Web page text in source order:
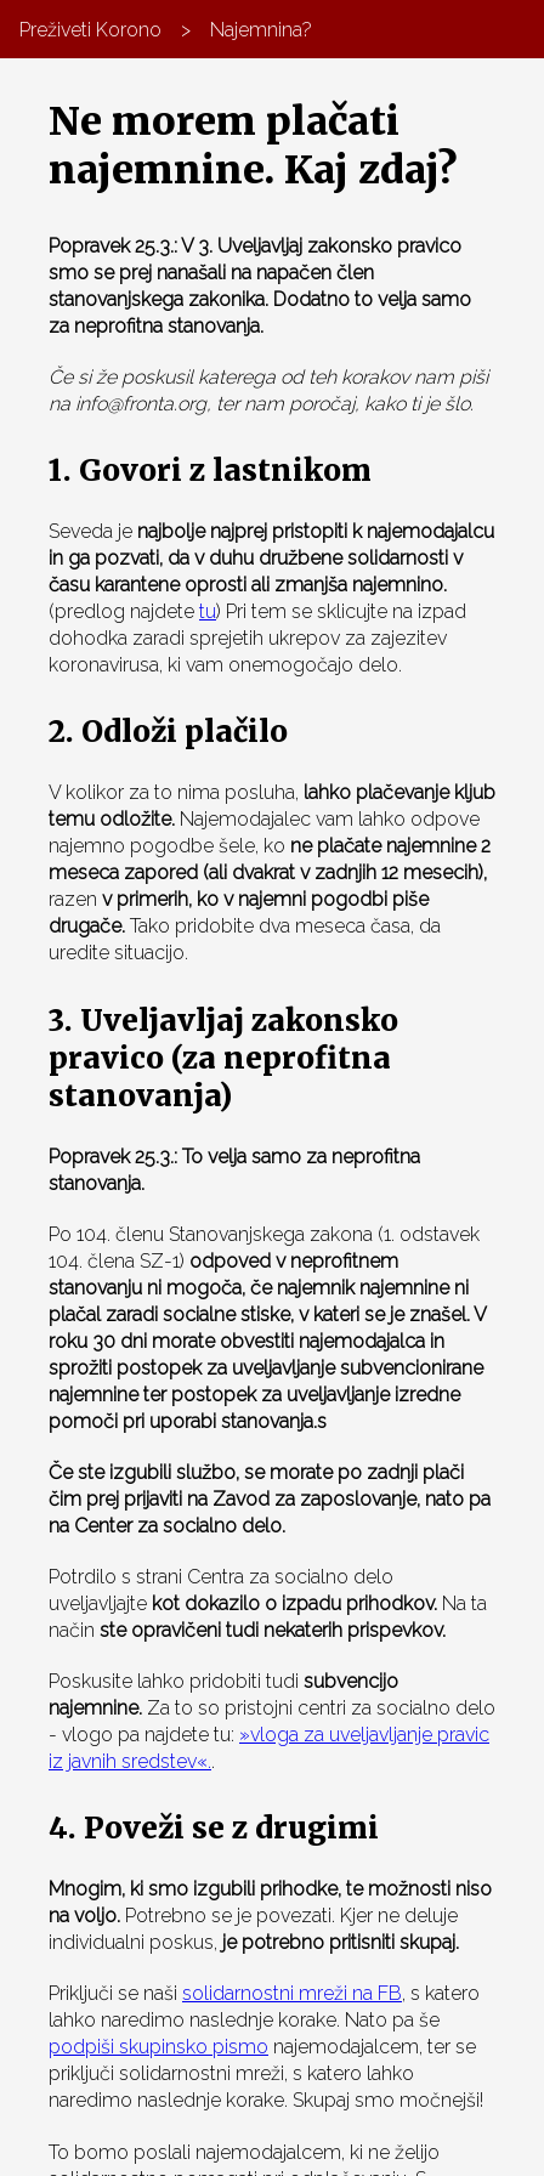
Preživeti Korono > Najemnina?
Ne morem plačati
najemnine. Kaj zdaj?
Popravek 25.3.: V 3. Uveljavljaj zakonsko pravico
smo se prej nanašali na napačen člen
stanovanjskega zakonika. Dodatno to velja samo
za neprofitna stanovanja.
Če si že poskusil katerega od teh korakov nam piši
na info@fronta.org, ter nam poročaj, kako ti je šlo.
1. Govori z lastnikom
Seveda je najbolje najprej pristopiti k najemodajalcu
in ga pozvati, da v duhu družbene solidarnosti v
času karantene oprosti ali zmanjša najemnino.
(predlog najdete tu) Pri tem se sklicujte na izpad
dohodka zaradi sprejetih ukrepov za zajezitev
koronavirusa, ki vam onemogočajo delo.
2. Odloži plačilo
V kolikor za to nima posluha, lahko plačevanje kljub
temu odložite. Najemodajalec vam lahko odpove
najemno pogodbe šele, ko ne plačate najemnine 2
meseca zapored (ali dvakrat v zadnjih 12 mesecih),
razen v primerih, ko v najemni pogodbi piše
drugače. Tako pridobite dva meseca časa, da
uredite situacijo.
3. Uveljavljaj zakonsko
pravico (za neprofitna
stanovanja)
Popravek 25.3.: To velja samo za neprofitna
stanovanja.
Po 104. členu Stanovanjskega zakona (1. odstavek
104. člena SZ-1) odpoved v neprofitnem
stanovanju ni mogoča, če najemnik najemnine ni
plačal zaradi socialne stiske, v kateri se je znašel. V
roku 30 dni morate obvestiti najemodajalca in
sprožiti postopek za uveljavljanje subvencionirane
najemnine ter postopek za uveljavljanje izredne
pomoči pri uporabi stanovanja.s
Če ste izgubili službo, se morate po zadnji plači
čim prej prijaviti na Zavod za zaposlovanje, nato pa
na Center za socialno delo.
Potrdilo s strani Centra za socialno delo
uveljavljajte kot dokazilo o izpadu prihodkov. Na ta
način ste opravičeni tudi nekaterih prispevkov.
Poskusite lahko pridobiti tudi subvencijo
najemnine. Za to so pristojni centri za socialno delo
- vlogo pa najdete tu: »vloga za uveljavljanje pravic
iz javnih sredstev«..
4. Poveži se z drugimi
Mnogim, ki smo izgubili prihodke, te možnosti niso
na voljo. Potrebno se je povezati. Kjer ne deluje
individualni poskus, je potrebno pritisniti skupaj.
Priključi se naši solidarnostni mreži na FB, s katero
lahko naredimo naslednje korake. Nato pa še
podpiši skupinsko pismo najemodajalcem, ter se
priključi solidarnostni mreži, s katero lahko
naredimo naslednje korake. Skupaj smo močnejši!
To bomo poslali najemodajalcem, ki ne želijo